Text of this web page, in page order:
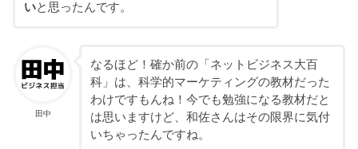
いと思ったんです。
田中
なるほど！確か前の「ネットビジネス大百
科」は、科学的マーケティングの教材だった
わけですもんね！今でも勉強になる教材だと
は思いますけど、和佐さんはその限界に気付
いちゃったんですね。